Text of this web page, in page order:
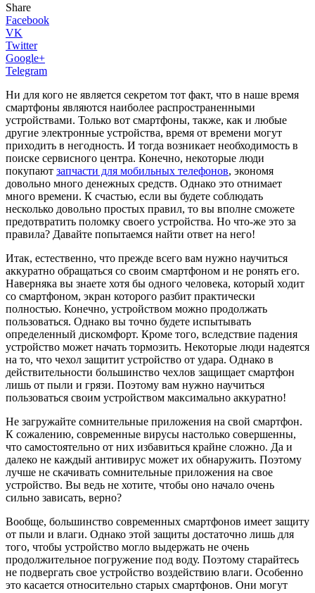
Share
Facebook
VK
Twitter
Google+
Telegram
Ни для кого не является секретом тот факт, что в наше время
смартфоны являются наиболее распространенными
устройствами. Только вот смартфоны, также, как и любые
другие электронные устройства, время от времени могут
приходить в негодность. И тогда возникает необходимость в
поиске сервисного центра. Конечно, некоторые люди
покупают запчасти для мобильных телефонов, экономя
довольно много денежных средств. Однако это отнимает
много времени. К счастью, если вы будете соблюдать
несколько довольно простых правил, то вы вполне сможете
предотвратить поломку своего устройства. Но что-же это за
правила? Давайте попытаемся найти ответ на него!
Итак, естественно, что прежде всего вам нужно научиться
аккуратно обращаться со своим смартфоном и не ронять его.
Наверняка вы знаете хотя бы одного человека, который ходит
со смартфоном, экран которого разбит практически
полностью. Конечно, устройством можно продолжать
пользоваться. Однако вы точно будете испытывать
определенный дискомфорт. Кроме того, вследствие падения
устройство может начать тормозить. Некоторые люди надеятся
на то, что чехол защитит устройство от удара. Однако в
действительности большинство чехлов защищает смартфон
лишь от пыли и грязи. Поэтому вам нужно научиться
пользоваться своим устройством максимально аккуратно!
Не загружайте сомнительные приложения на свой смартфон.
К сожалению, современные вирусы настолько совершенны,
что самостоятельно от них избавиться крайне сложно. Да и
далеко не каждый антивирус может их обнаружить. Поэтому
лучше не скачивать сомнительные приложения на свое
устройство. Вы ведь не хотите, чтобы оно начало очень
сильно зависать, верно?
Вообще, большинство современных смартфонов имеет защиту
от пыли и влаги. Однако этой защиты достаточно лишь для
того, чтобы устройство могло выдержать не очень
продолжительное погружение под воду. Поэтому старайтесь
не подвергать свое устройство воздействию влаги. Особенно
это касается относительно старых смартфонов. Они могут